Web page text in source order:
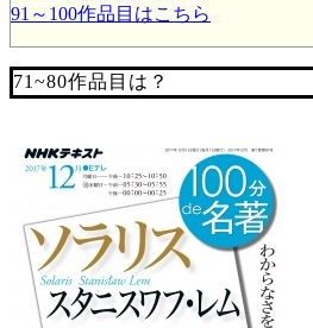
91～100作品目はこちら
71~80作品目は？